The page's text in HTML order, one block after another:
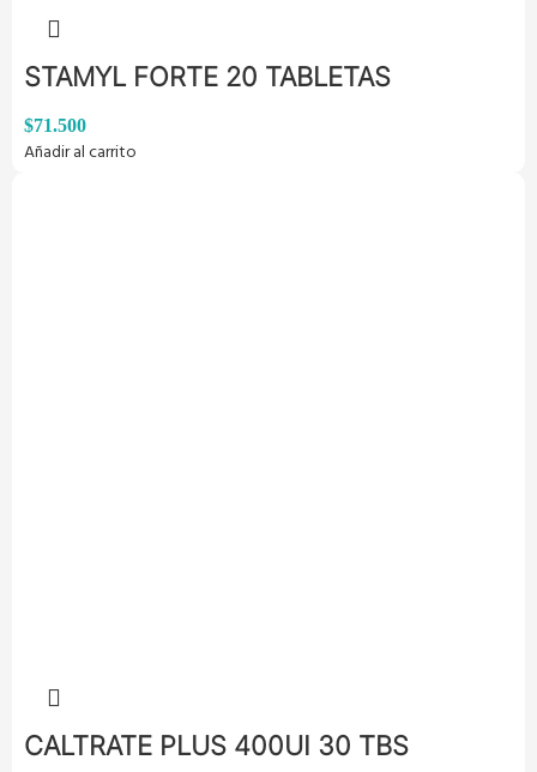
STAMYL FORTE 20 TABLETAS
$71.500
Añadir al carrito
CALTRATE PLUS 400UI 30 TBS